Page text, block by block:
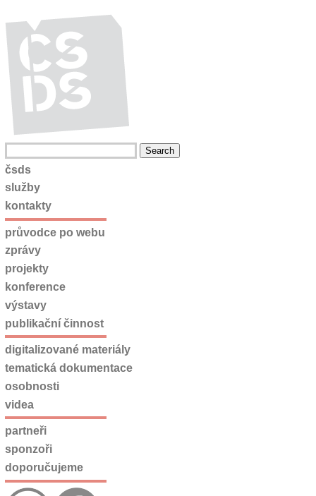
čsds
služby
kontakty
průvodce po webu
zprávy
projekty
konference
výstavy
publikační činnost
digitalizované materiály
tematická dokumentace
osobnosti
videa
partneři
sponzoři
doporučujeme